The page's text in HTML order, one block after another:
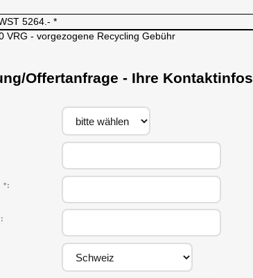
5264.- *
VRG - vorgezogene Recycling Gebühr
Offertanfrage - Ihre Kontaktinfos
*